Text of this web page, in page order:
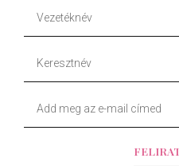
o
o
k
Vezetéknév
Keresztnév
Your
Email